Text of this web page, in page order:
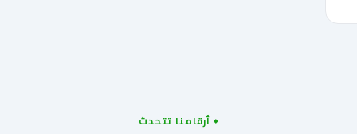
أرقامنا تتحدث